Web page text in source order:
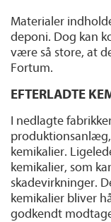
Materialer
deponi. Dog kan
være så store, at
Fortum.
EFTERLADTE
I nedlagte
kemikalier.
kemikalier, som
skadevirkninger.
kemikalier bliver
godkendt